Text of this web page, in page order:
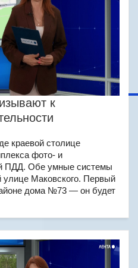
к
краевой столице
фото- и
ПДД. Обе умные системы
улице Маковского. Первый
дома №73 — он будет